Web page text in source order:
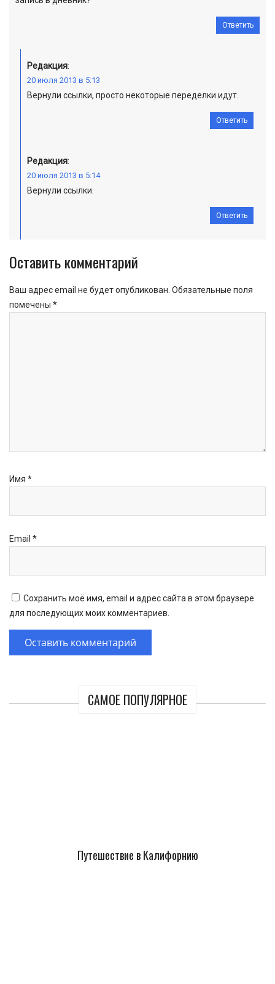
САМОЕ ПОПУЛЯРНОЕ
Путешествие в Калифорнию
Ответить
Редакция:
20 июля 2013 в 5:13
Вернули ссылки, просто некоторые переделки идут.
Ответить
Редакция:
20 июля 2013 в 5:14
Вернули ссылки.
Ответить
Оставить комментарий
Ваш адрес email не будет опубликован. Обязательные поля
помечены *
Имя *
Email *
Сохранить моё имя, email и адрес сайта в этом браузере
для последующих моих комментариев.